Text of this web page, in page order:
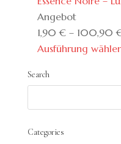
AngebotProdukt
im
Angebot
1,90€– 100,90
Ausführung
Search
Categories